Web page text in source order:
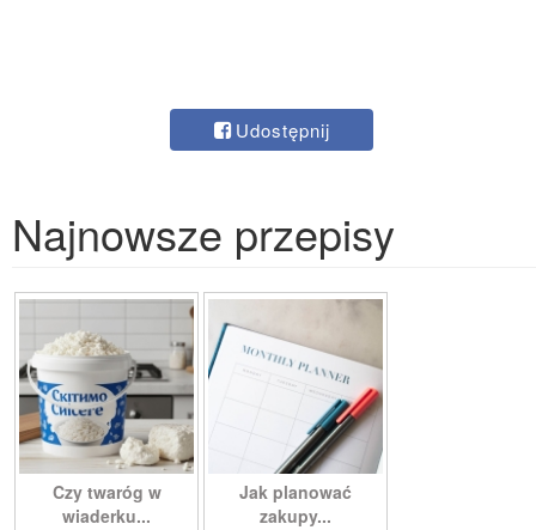
Udostępnij
Najnowsze przepisy
Czy twaróg w
wiaderku...
Jak planować
zakupy...